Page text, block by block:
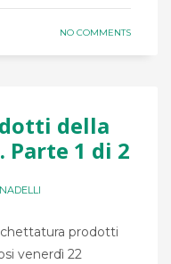
NO COMMENTS
della
Parte 1 di 2
prodotti
venerdì 22